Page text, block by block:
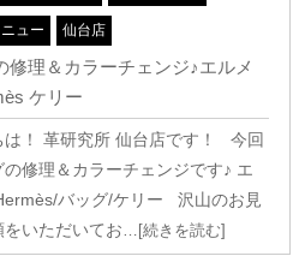
ュー 仙台店
修理＆カラーチェンジ♪エルメ
ケリー
は！ 革研究所 仙台店です！ 今回
の修理＆カラーチェンジです♪ エ
バッグ/ケリー 沢山のお見
をいただいてお…[続きを読む]